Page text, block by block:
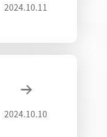
2024.10.11
2024.10.10